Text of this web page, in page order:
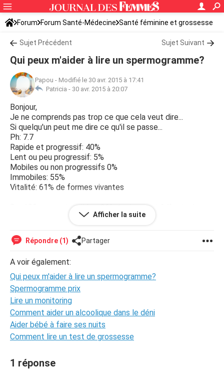
Forum Forum Santé-Médecine Santé féminine et grossesse
Sujet Précédent Sujet Suivant
Qui peux m'aider à lire un spermogramme?
Papou - Modifié le 30 avr. 2015 à 17:41
Patricia - 30 avr. 2015 à 20:07
Bonjour,
Je ne comprends pas trop ce que cela veut dire...
Si quelqu'un peut me dire ce qu'il se passe...
Ph: 7.7
Rapide et progressif: 40%
Lent ou peu progressif: 5%
Mobiles ou non progressifs 0%
Immobiles: 55%
Vitalité: 61% de formes vivantes
Sur 100 spermatozoïdes, 36% typiques et 64% atypiques
initiale
Merci d'avance...
Afficher la suite
Répondre (1) Partager
A voir également:
Qui peux m'aider à lire un spermogramme?
Spermogramme prix
Lire un monitoring
Comment aider un alcoolique dans le déni
Aider bébé à faire ses nuits
Comment lire un test de grossesse
1 réponse